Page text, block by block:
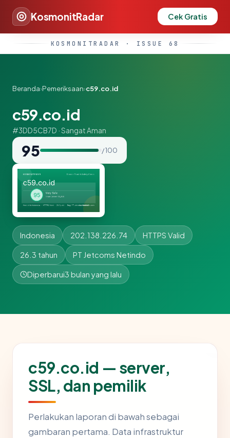
KosmonitRadar Cek Gratis
KOSMONITRADAR · ISSUE 68
Beranda›Pemeriksaan›c59.co.id
c59.co.id
#3DD5CB7D · Sangat Aman
95 / 100
Indonesia 202.138.226.74 HTTPS Valid
26.3 tahun PT Jetcoms Netindo
Diperbarui3 bulan yang lalu
c59.co.id — server,
SSL, dan pemilik
Perlakukan laporan di bawah sebagai
gambaran pertama. Data infrastruktur